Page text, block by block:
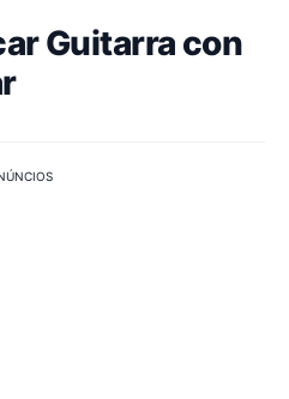
Guitarra con